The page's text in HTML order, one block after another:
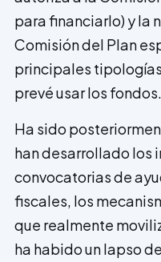
para financiarlo) y la
Comisión del Plan
principales
prevé usar los fondos.
Ha sido
han desarrollado los
convocatorias de
fiscales, los
que realmente
ha habido un lapso